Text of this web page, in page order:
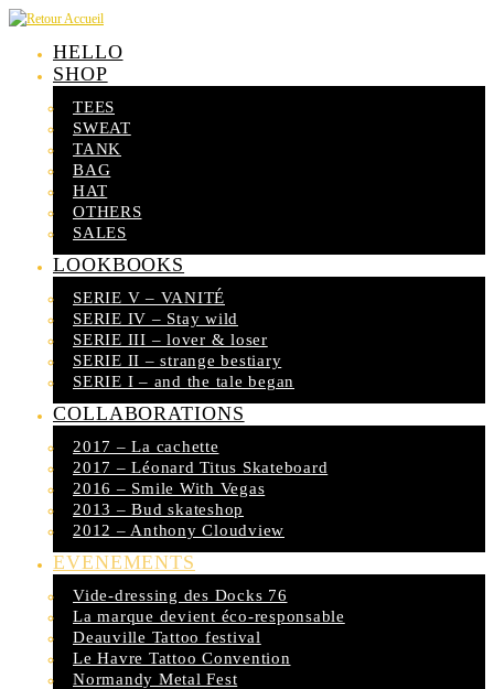
Skip
contentHELLO
SHOP
TEES
SWEAT
TANK
BAG
HAT
OTHERS
SALES
LOOKBOOKS
SERIE V – VANITÉ
SERIE IV – Stay wild
SERIE III – lover & loser
SERIE II – strange bestiary
SERIE I – and the tale began
COLLABORATIONS
2017 – La cachette
2017 – Léonard Titus Skateboard
2016 – Smile With Vegas
2013 – Bud skateshop
2012 – Anthony Cloudview
EVENEMENTS
Vide-dressing des Docks 76
La marque devient éco-responsable
Deauville Tattoo festival
Le Havre Tattoo Convention
Normandy Metal Fest